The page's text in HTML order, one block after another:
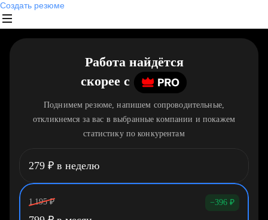
Создать резюме
Работа найдётся
скорее c
Поднимем резюме, напишем сопроводительные,
откликнемся за вас в выбранные компании и покажем
статистику по конкурентам
279 ₽ в неделю
1 195 ₽ −396 ₽